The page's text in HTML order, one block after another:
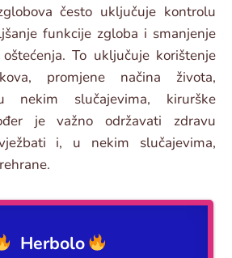
često uključuje kontrolu
funkcije zgloba i smanjenje
To uključuje korištenje
promjene načina života,
slučajevima, kirurške
je važno održavati zdravu
i, u nekim slučajevima,
Herbolo